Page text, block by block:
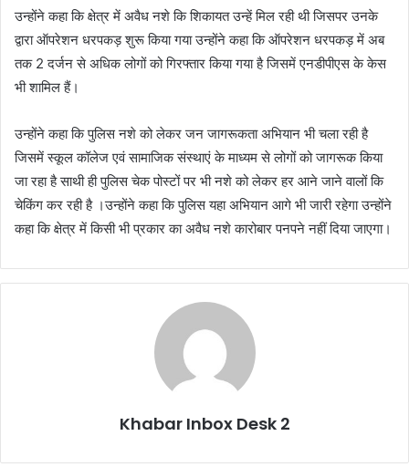
उन्होंने कहा कि क्षेत्र में अवैध नशे कि शिकायत उन्हें मिल रही थी जिसपर उनके
द्वारा ऑपरेशन धरपकड़ शुरू किया गया उन्होंने कहा कि ऑपरेशन धरपकड़ में अब
तक 2 दर्जन से अधिक लोगों को गिरफ्तार किया गया है जिसमें एनडीपीएस के केस
भी शामिल हैं।
उन्होंने कहा कि पुलिस नशे को लेकर जन जागरूकता अभियान भी चला रही है
जिसमें स्कूल कॉलेज एवं सामाजिक संस्थाएं के माध्यम से लोगों को जागरूक किया
जा रहा है साथी ही पुलिस चेक पोस्टों पर भी नशे को लेकर हर आने जाने वालों कि
चेकिंग कर रही है ।उन्होंने कहा कि पुलिस यहा अभियान आगे भी जारी रहेगा उन्होंने
कहा कि क्षेत्र में किसी भी प्रकार का अवैध नशे कारोबार पनपने नहीं दिया जाएगा।
Khabar Inbox Desk 2